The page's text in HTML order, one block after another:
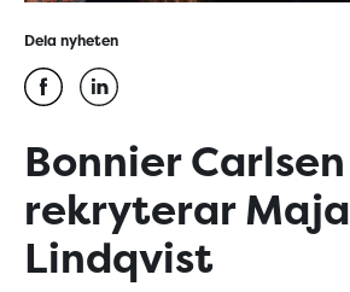
Dela nyheten
Bonnier Carlsen
rekryterar Maja
Lindqvist